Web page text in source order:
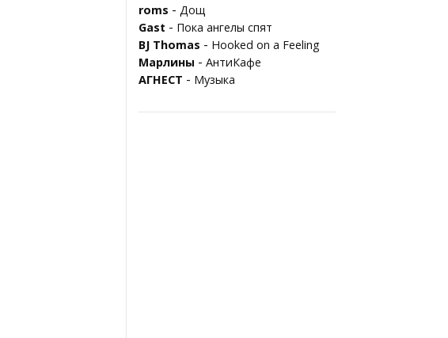
roms - Дощ
Gast - Пока ангелы спят
BJ Thomas - Hooked on a Feeling
Марлины - АнтиКафе
АГНЕСТ - Музыка